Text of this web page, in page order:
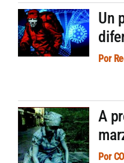
Un
Por
A
Por